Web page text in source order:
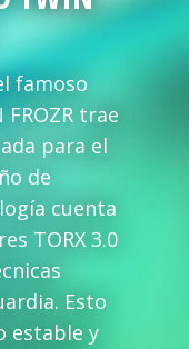
famoso
trae
para el
de
cuenta
TORX 3.0
Esto
estable y